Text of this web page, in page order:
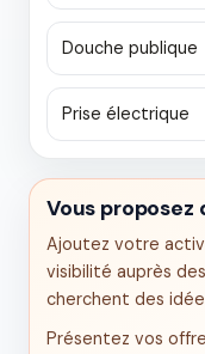
Douche publique
Prise électrique
Vous proposez
Ajoutez votre
visibilité auprès
cherchent des
Présentez vos